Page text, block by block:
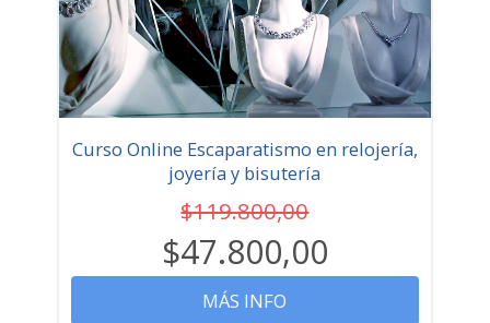
Curso Online Escaparatismo en relojería,
joyería y bisutería
$119.800,00
$47.800,00
MÁS INFO